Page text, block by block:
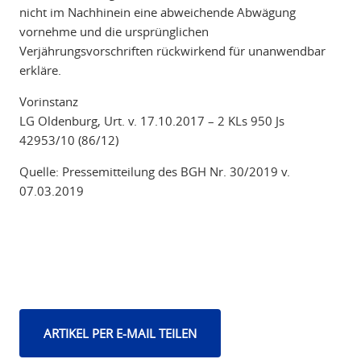
nicht im Nachhinein eine abweichende Abwägung
vornehme und die ursprünglichen
Verjährungsvorschriften rückwirkend für unanwendbar
erkläre.
Vorinstanz
LG Oldenburg, Urt. v. 17.10.2017 – 2 KLs 950 Js
42953/10 (86/12)
Quelle: Pressemitteilung des BGH Nr. 30/2019 v.
07.03.2019
ARTIKEL PER E-MAIL TEILEN